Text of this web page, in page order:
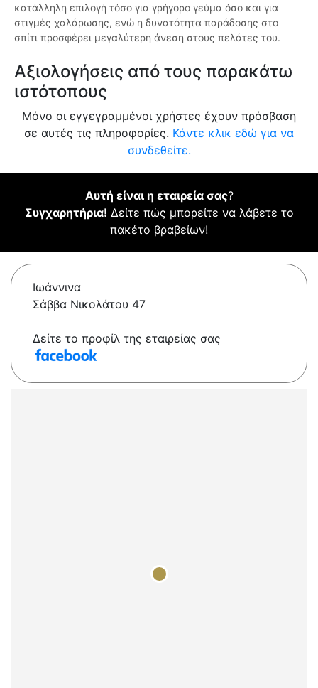
κατάλληλη επιλογή τόσο για γρήγορο γεύμα όσο και για
στιγμές χαλάρωσης, ενώ η δυνατότητα παράδοσης στο
σπίτι προσφέρει μεγαλύτερη άνεση στους πελάτες του.
Αξιολογήσεις από τους παρακάτω
ιστότοπους
Μόνο οι εγγεγραμμένοι χρήστες έχουν πρόσβαση
σε αυτές τις πληροφορίες. Κάντε κλικ εδώ για να
συνδεθείτε.
Αυτή είναι η εταιρεία σας?
Συγχαρητήρια! Δείτε πώς μπορείτε να λάβετε το
πακέτο βραβείων!
Ιωάννινα
Σάββα Nικολάτου 47
Δείτε το προφίλ της εταιρείας σας